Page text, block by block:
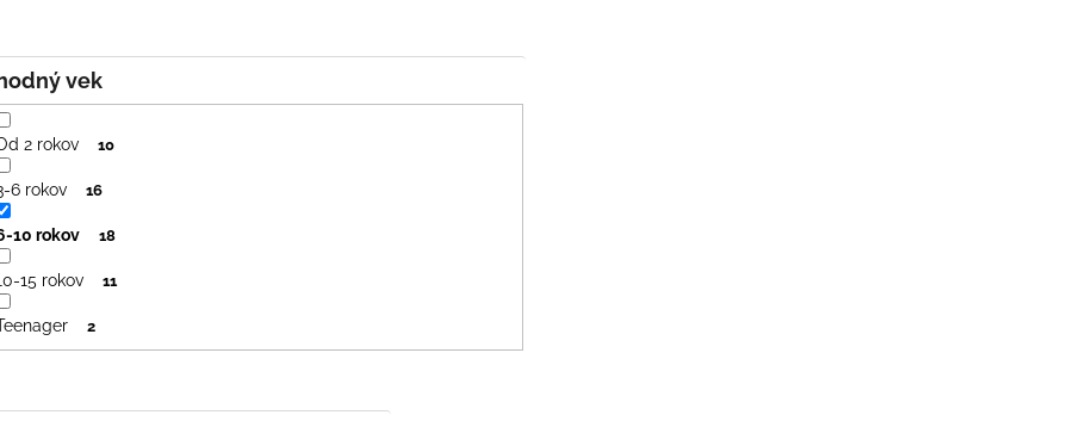
vek
2 rokov 10
6 rokov 16
10 rokov 18
15 rokov 11
2